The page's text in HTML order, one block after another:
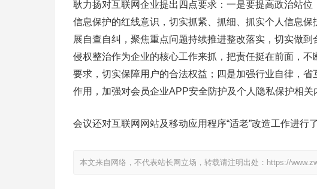
耿力扬对互联网企业提出四点要求：一是要提高政治站
信息保护的红线意识，切实抓紧、抓细、抓实个人信息
展自查自纠，聚焦重点问题持续推进整改落实，切实做
侵权整治作为企业的核心工作来抓，把责任挺在前面，
要求，切实保障用户的合法权益；四是加强行业自律，
作用，加强对会员企业APP安全防护及个人隐私保护相关
会议还对互联网网站及移动应用程序“适老”改造工作进行了
本文来自网络，不代表站长网立场，转载请注明出处： https://